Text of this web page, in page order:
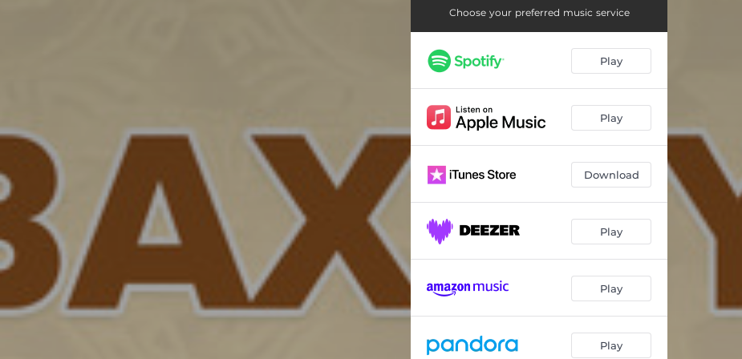
Bolaning tanglayini ko'tarish 03:51
Bolaga aqiyqa qilish
Aqiyqa marosimi 10:32
O'g'il bolani xatna qildirish 02:56
Xatnada ko'ngilxushlik qilish 03:17
Bolani qaramog'iga olish 11:35
Bolaga valiylik qilish
Bolalar nafaqasi 06:48
Bolaga mehribonlik 05:45
Choose your preferred music service
Play
Play
Download
Play
Play
Play